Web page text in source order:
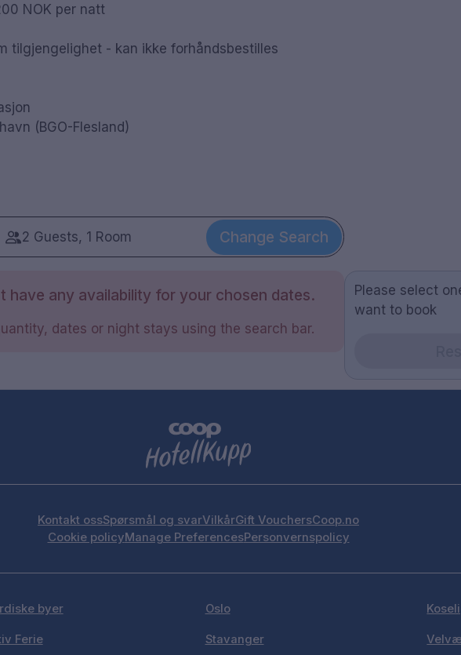
NOK per natt
tilgjengelighet - kan ikke forhåndsbestilles
(BGO-Flesland)
2 Guests, 1 Room Change Search
any availability for your chosen dates.
dates or night stays using the search bar.
Please select
want to book
Kontakt ossSpørsmål og svarVilkårGift VouchersCoop.no
Cookie policyManage PreferencesPersonvernspolicy
byer
Ferie
Oslo
Stavanger